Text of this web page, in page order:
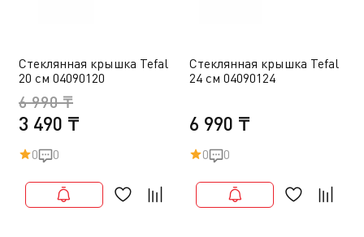
Стеклянная крышка Tefal
20 см 04090120
3 490 ₸
6 990 ₸
0 0
Стеклянная крышка Tefal
24 см 04090124
6 990 ₸
0 0